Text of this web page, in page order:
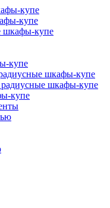
купе
купе
шкафы-купе
купе
шкафы-купе
шкафы-купе
купе